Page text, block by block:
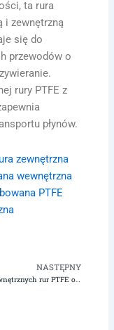
ta rura
i zewnętrzną
się do
przewodów o
rury PTFE z
płynów.
zewnętrzna
wewnętrzna
PTFE
NASTĘPNY
Montaż wewnętrznych rur PTFE o gładkim otworze i zewnętrznej pofałdowanej powierzchni w celu zapewnienia trwałości przewodów paliwowych